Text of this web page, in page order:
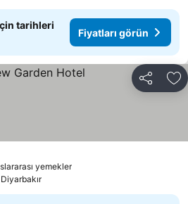
tarihleri
Fiyatları görün
Paylaş
yemeklerFiyatları görün
görün
Diyarbakır